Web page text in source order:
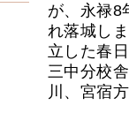
が、永禄8
れ落城し
立した春
三中分校
川、宮宿